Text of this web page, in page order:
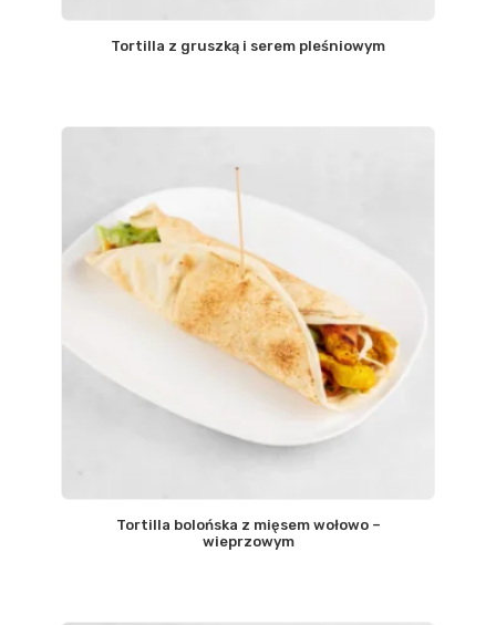
Tortilla z gruszką i serem pleśniowym
Tortilla bolońska z mięsem wołowo –
wieprzowym